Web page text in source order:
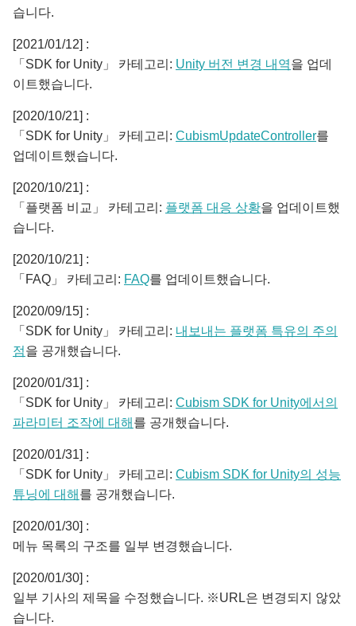
습니다.
[2021/01/12] :
「SDK for Unity」 카테고리: Unity 버전 변경 내역을 업데
이트했습니다.
[2020/10/21] :
「SDK for Unity」 카테고리: CubismUpdateController를
업데이트했습니다.
[2020/10/21] :
「플랫폼 비교」 카테고리: 플랫폼 대응 상황을 업데이트했
습니다.
[2020/10/21] :
「FAQ」 카테고리: FAQ를 업데이트했습니다.
[2020/09/15] :
「SDK for Unity」 카테고리: 내보내는 플랫폼 특유의 주의
점을 공개했습니다.
[2020/01/31] :
「SDK for Unity」 카테고리: Cubism SDK for Unity에서의
파라미터 조작에 대해 를 공개했습니다.
[2020/01/31] :
「SDK for Unity」 카테고리: Cubism SDK for Unity의 성능
튜닝에 대해 를 공개했습니다.
[2020/01/30] :
메뉴 목록의 구조를 일부 변경했습니다.
[2020/01/30] :
일부 기사의 제목을 수정했습니다. ※URL은 변경되지 않았
습니다.